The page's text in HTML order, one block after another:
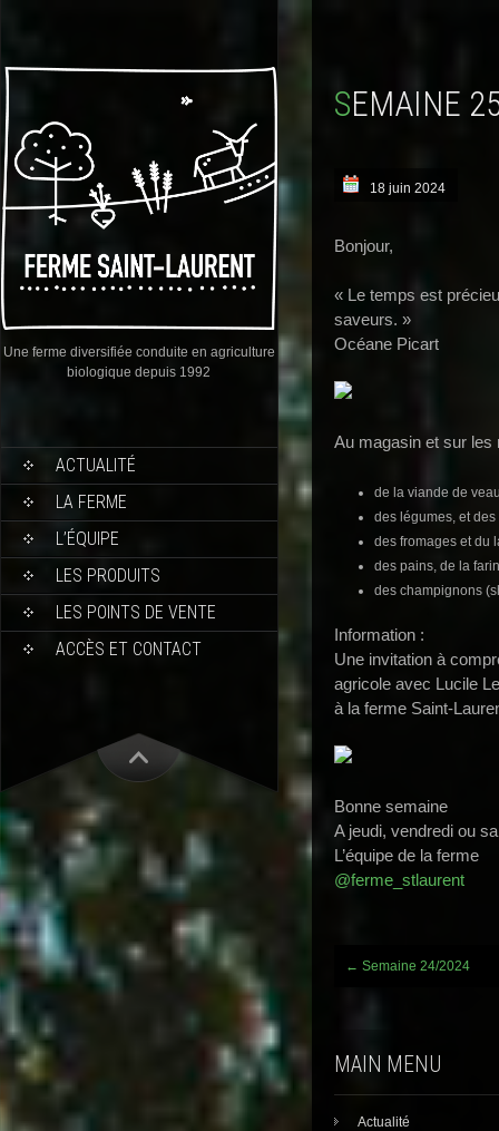
Une ferme diversifiée conduite en agriculture
biologique depuis 1992
ACTUALITÉ
LA FERME
L’ÉQUIPE
LES PRODUITS
LES POINTS DE VENTE
ACCÈS ET CONTACT
SEMAINE
18 juin 2024
Bonjour,
« Le temps est
saveurs. »
Océane Picart
Au magasin et sur
de la viande de
des légumes, et des
des fromages et du
des pains, de la
des champignons
Information :
Une invitation à
agricole avec Lucile
à la ferme Saint-
Bonne semaine
A jeudi, vendredi ou
L’équipe de la ferme
@ferme_stlaurent
Post
← Semaine 24/2024
MAIN MENU
Actualité